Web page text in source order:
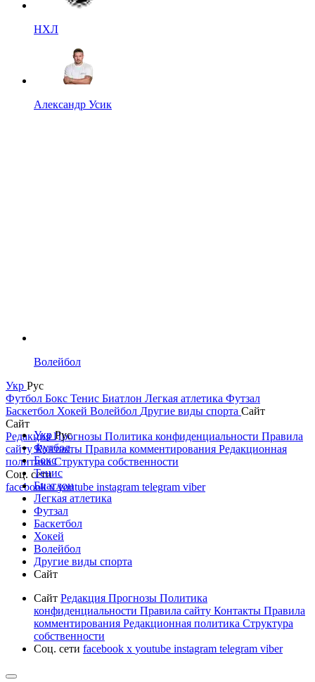
НХЛ
Александр Усик
Волейбол
Укр Рус
Футбол Бокс Тенис Биатлон Легкая атлетика Футзал
Баскетбол Хокей Волейбол Другие виды спорта Сайт
Сайт
РедакцияПрогнозы Политика конфиденциальности Правила
сайтуКонтакты Правила комментирования Редакционная
политикаСтруктура собственности
Соц. сети
facebookxyoutube instagram telegram viber
УкрРус
Футбол
Бокс
Тенис
Биатлон
Легкая атлетика
Футзал
Баскетбол
Хокей
Волейбол
Другие виды спорта
Сайт
Сайт Редакция Прогнозы Политика
конфиденциальности Правила сайту Контакты Правила
комментирования Редакционная политика Структура
собственности
Соц. сети facebook x youtube instagram telegram viber